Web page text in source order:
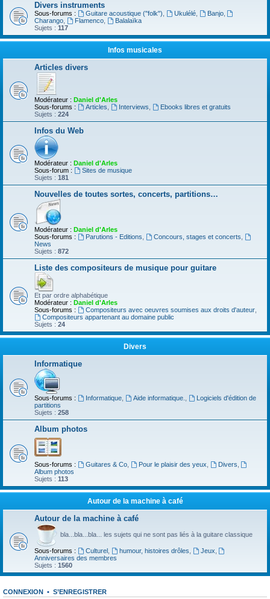
Divers instruments
Sous-forums : Guitare acoustique ("folk") Ukulélé, Banjo,
Charango
Flamenco,
Balalaïka
Sujets : 117
Infos musicales
Articles divers
Modérateur : Daniel d'Arles
Sous-forums :
Articles Interviews
Ebooks libres et gratuits
Sujets : 224
Infos du Web
Modérateur : Daniel d'Arles
Sous-forum :
Sites de musique
Sujets : 181
Nouvelles de toutes sortes, concerts, partitions…
Modérateur : Daniel d'Arles
Sous-forums :
Parutions - Editions Concours, stages et concerts
News
Sujets : 872
Liste des compositeurs de musique pour guitare
Et par ordre alphabétique
Modérateur : Daniel d'Arles
Sous-forums :
Compositeurs avec oeuvres soumises aux droits d'auteur,
Compositeurs appartenant au domaine public
Sujets : 24
Divers
Informatique
Sous-forums : Informatique, Aide informatique.
Logiciels d'édition de
partitions
Sujets : 258
Album photos
Sous-forums : Guitares & Co, Pour le plaisir des yeux Divers
Album photos
Sujets : 113
Autour de la machine à café
Autour de la machine à café
bla...bla...bla... les sujets qui ne sont pas liés à la guitare classique
Sous-forums : Culturel, humour, histoires drôles Jeux
Anniversaires des membres
Sujets : 1560
CONNEXION • S’ENREGISTRER